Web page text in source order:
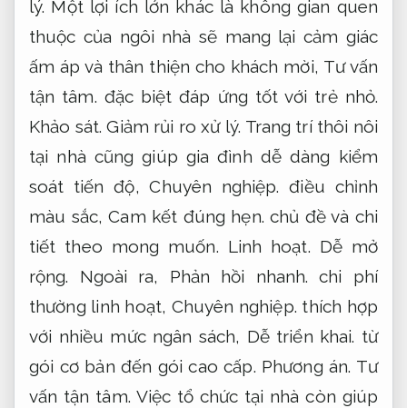
lý. Một lợi ích lớn khác là không gian quen
thuộc của ngôi nhà sẽ mang lại cảm giác
ấm áp và thân thiện cho khách mời, Tư vấn
tận tâm. đặc biệt đáp ứng tốt với trẻ nhỏ.
Khảo sát. Giảm rủi ro xử lý. Trang trí thôi nôi
tại nhà cũng giúp gia đình dễ dàng kiểm
soát tiến độ,Chuyên nghiệp. điều chỉnh
màu sắc,Cam kết đúng hẹn. chủ đề và chi
tiết theo mong muốn. Linh hoạt. Dễ mở
rộng. Ngoài ra, Phản hồi nhanh. chi phí
thường linh hoạt, Chuyên nghiệp. thích hợp
với nhiều mức ngân sách, Dễ triển khai. từ
gói cơ bản đến gói cao cấp. Phương án. Tư
vấn tận tâm. Việc tổ chức tại nhà còn giúp